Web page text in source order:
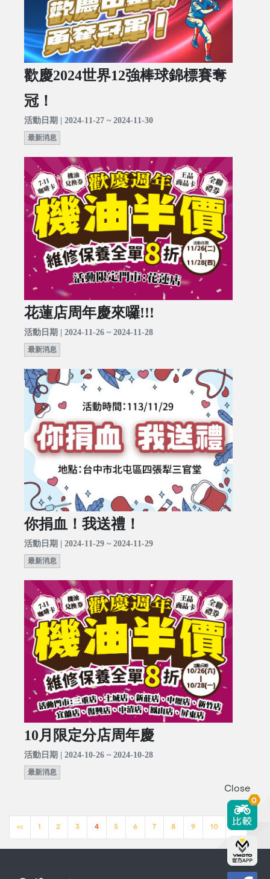
歡慶2024世界12強棒球錦標賽奪
冠！
活動日期 | 2024-11-27 ~ 2024-11-30
最新消息
花蓮店周年慶來囉!!!
活動日期 | 2024-11-26 ~ 2024-11-28
最新消息
你捐血！我送禮！
活動日期 | 2024-11-29 ~ 2024-11-29
最新消息
10月限定分店周年慶
活動日期 | 2024-10-26 ~ 2024-10-28
最新消息
<< 1 2 3 4 5 6 7 8 9 10 >>
Close
0